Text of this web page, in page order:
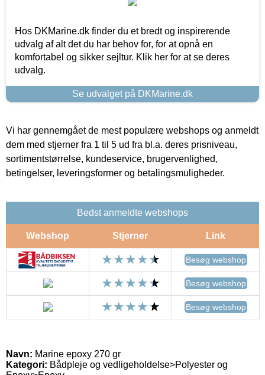
Hos DKMarine.dk finder du et bredt og inspirerende
udvalg af alt det du har behov for, for at opnå en
komfortabel og sikker sejltur. Klik her for at se deres
udvalg.
Se udvalget på DKMarine.dk
Vi har gennemgået de mest populære webshops og anmeldt
dem med stjerner fra 1 til 5 ud fra bl.a. deres prisniveau,
sortimentstørrelse, kundeservice, brugervenlighed,
betingelser, leveringsformer og betalingsmuligheder.
Bedst anmeldte webshops
Webshop Stjerner Link
Besøg webshop
Besøg webshop
Besøg webshop
Navn: Marine epoxy 270 gr
Kategori: Bådpleje og vedligeholdelse>Polyester og